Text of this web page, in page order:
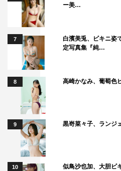
ー美…
7
白濱美兎、ビキニ姿
定写真集『純…
8 高崎かなみ、葡萄色
9 黒嵜菜々子、ランジ
10 似鳥沙也加、大胆ビ